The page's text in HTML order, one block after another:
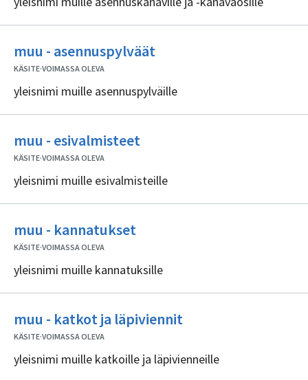
muu - asennuspylväät
sisällöntuottajia
KÄSITE·VOIMASSA OLEVA
yleisnimi muille asennuspylväille
muu - esivalmisteet
sisällöntuottajia
KÄSITE·VOIMASSA OLEVA
yleisnimi muille esivalmisteille
muu - kannatukset
sisällöntuottajia
KÄSITE·VOIMASSA OLEVA
yleisnimi muille kannatuksille
muu - katkot ja läpiviennit
sisällöntuottajia
KÄSITE·VOIMASSA OLEVA
yleisnimi muille katkoille ja läpivienneille